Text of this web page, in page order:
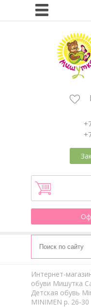
Интернет-
обуви Мишутка
Детская обувь
MINIMEN р. 26-30